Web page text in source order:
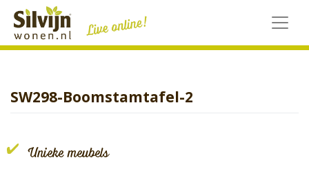
Skip
content
SW298-Boomstamtafel-2
Unieke meubels